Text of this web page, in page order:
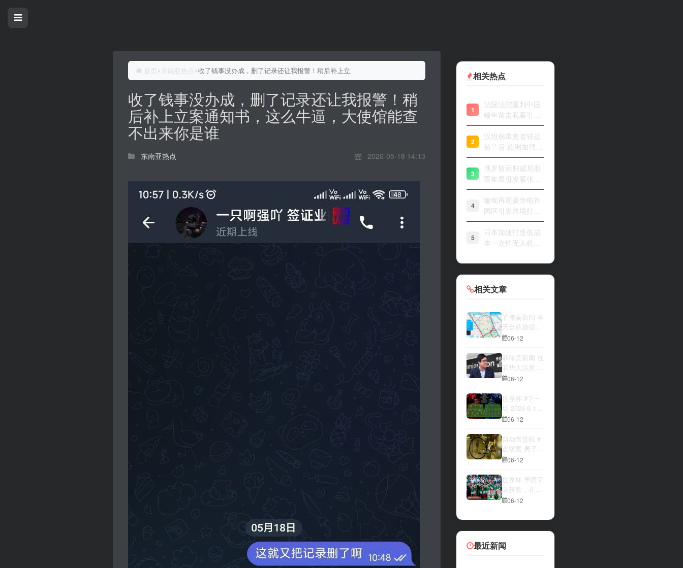
首页 东南亚热点 收了钱事没办成，删了记录还让我报警！稍后补上立案通知书，这么牛逼，大使馆能查不出来你是谁
收了钱事没办成，删了记录还让我报警！稍
后补上立案通知书，这么牛逼，大使馆能查
不出来你是谁
东南亚热点 2026-05-18 14:13
相关热点
1
法国法院重判中国
鳗鱼苗走私案引关
注
2
汉坦病毒患者转运
荷兰后 欧洲加强风
险评估
3
俄罗斯回归威尼斯
双年展引发紧张开
幕
4
缅甸再现豪华电诈
园区引发跨境打击
关注
5
日本加速打造低成
本一次性无人机战
相关文章
菲律宾新闻 今
天全菲放假‼️
马尼拉多地封
06-12
菲律宾新闻 在
菲华人注意 近
期出现假冒移
上门敲诈案
件，已有多人
举报中招
06-12
世界杯 #下一
场 2026 6 12
15:00整 加拿
量 究竟胜利的
天平会倾向哪
一方，是加拿
大借助主场优
势笑到最后，
还是波黑上演
逆袭好戏？让
我们拭目以
06-12
自动售货机 #
盗窃案 男子深
夜撬开自动售
索硬币被一扫
而空
06-12
世界杯 墨西哥
队获胜，在首
场比赛中击败
06-12
最近新闻